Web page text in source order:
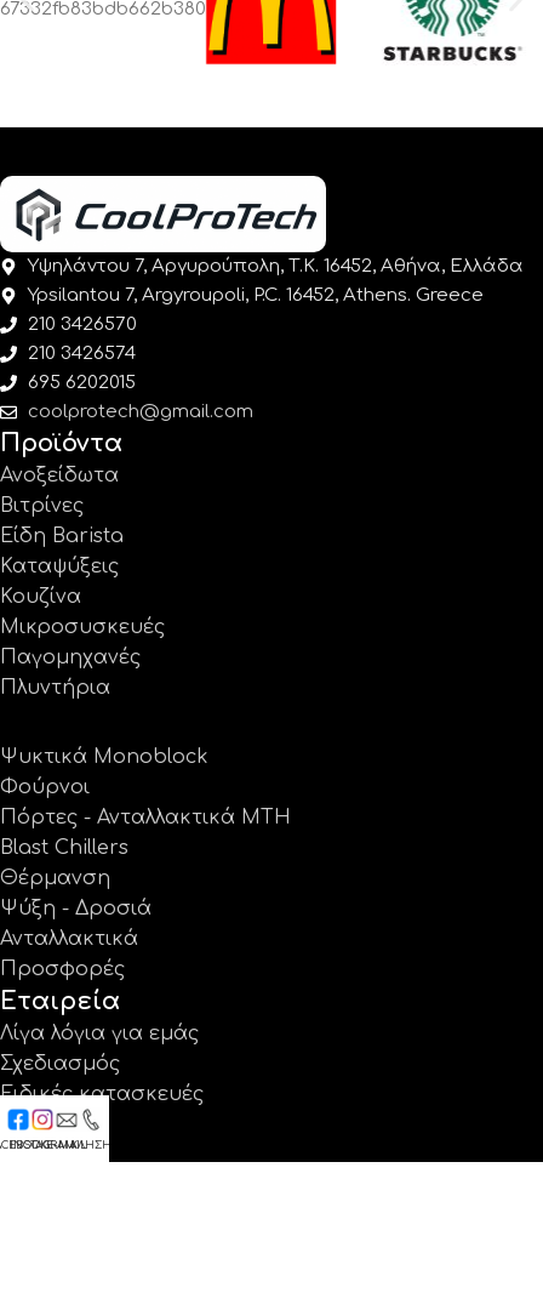
Υψηλάντου 7, Αργυρούπολη, Τ.Κ. 16452, Αθήνα, Ελλάδα
Ypsilantou 7, Argyroupoli, P.C. 16452, Athens. Greece
210 3426570
210 3426574
695 6202015
coolprotech@gmail.com
Προϊόντα
Ανοξείδωτα
Βιτρίνες
Είδη Barista
Καταψύξεις
Κουζίνα
Μικροσυσκευές
Παγομηχανές
Πλυντήρια
Ψυκτικά Monoblock
Φούρνοι
Πόρτες - Ανταλλακτικά MTH
Blast Chillers
Θέρμανση
Ψύξη - Δροσιά
Ανταλλακτικά
Προσφορές
Εταιρεία
Λίγα λόγια για εμάς
Σχεδιασμός
Ειδικές κατασκευές
Έργα
Κατάλογοι
INSTAGRAM
E-MAILΚΛΗΣΗ